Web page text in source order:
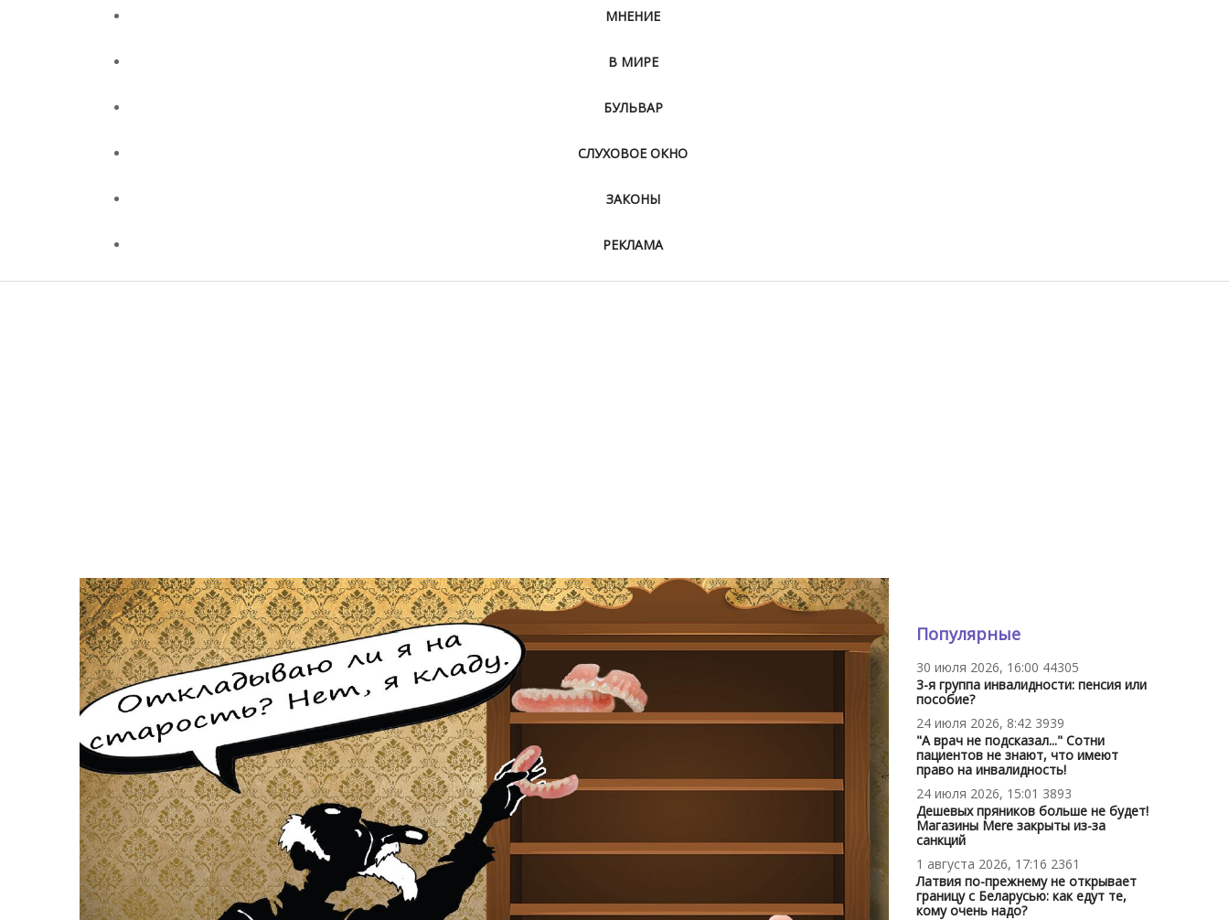
МНЕНИЕ
В МИРЕ
БУЛЬВАР
СЛУХОВОЕ ОКНО
ЗАКОНЫ
РЕКЛАМА
Популярные
30 июля 2026, 16:00 44305
3-я группа инвалидности: пенсия или
пособие?
24 июля 2026, 8:42 3939
"А врач не подсказал..." Сотни
пациентов не знают, что имеют
право на инвалидность!
24 июля 2026, 15:01 3893
Дешевых пряников больше не будет!
Магазины Mere закрыты из-за
санкций
1 августа 2026, 17:16 2361
Латвия по-прежнему не открывает
границу с Беларусью: как едут те,
кому очень надо?